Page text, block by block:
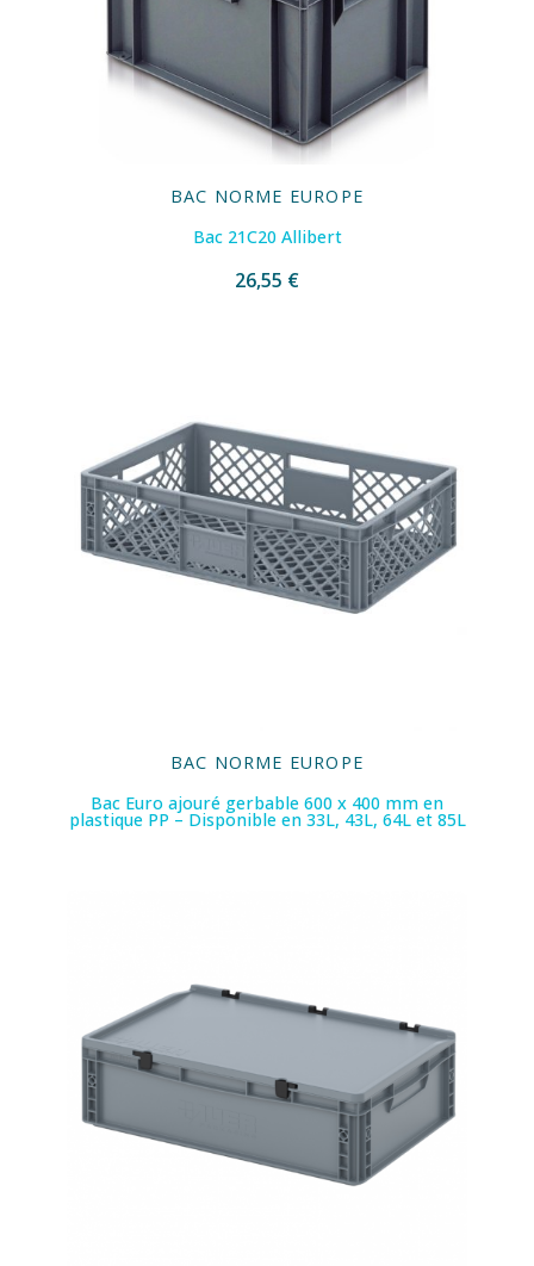
BAC NORME EUROPE
Bac 21C20 Allibert
26,55 €
BAC NORME EUROPE
Bac Euro ajouré gerbable 600 x 400 mm en
plastique PP – Disponible en 33L, 43L, 64L et 85L